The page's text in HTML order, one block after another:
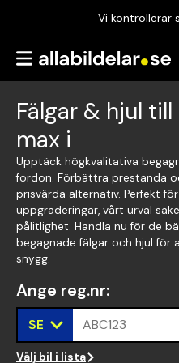
Vi kontrollerar
Vi kontrollerar
Fälgar & hjul
max i
Upptäck högkvalitativa
fordon. Förbättra prestanda
prisvärda alternativ. Perfekt
uppgraderingar, vårt urval
pålitlighet. Handla nu för de
begagnade fälgar och hjul för
snygg.
Ange reg.nr:
SE ABC123
Välj bil i lista